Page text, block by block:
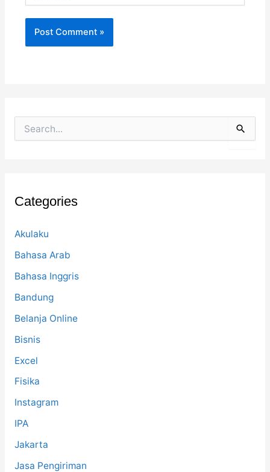
o
Categories
Akulaku
Bahasa Arab
Bahasa Inggris
Bandung
Belanja Online
Bisnis
Excel
Fisika
Instagram
IPA
Jakarta
Jasa Pengiriman